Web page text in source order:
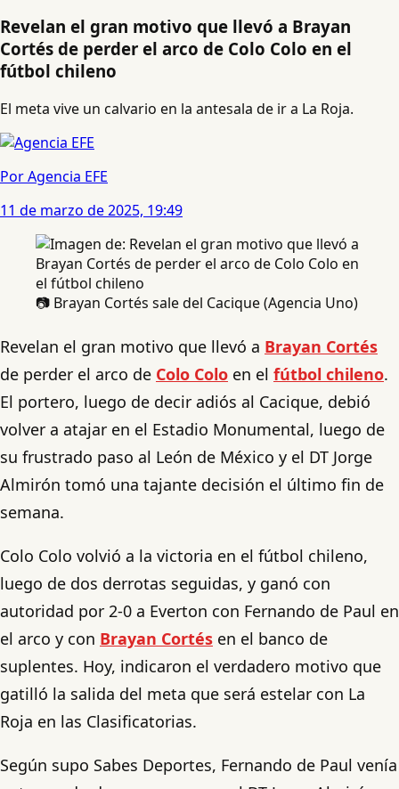
Revelan el gran motivo que llevó a Brayan
Cortés de perder el arco de Colo Colo en el
fútbol chileno
El meta vive un calvario en la antesala de ir a La Roja.
Por Agencia EFE
11 de marzo de 2025, 19:49
📷 Brayan Cortés sale del Cacique (Agencia Uno)
Revelan el gran motivo que llevó a Brayan Cortés
de perder el arco de Colo Colo en el fútbol chileno.
El portero, luego de decir adiós al Cacique, debió
volver a atajar en el Estadio Monumental, luego de
su frustrado paso al León de México y el DT Jorge
Almirón tomó una tajante decisión el último fin de
semana.
Colo Colo volvió a la victoria en el fútbol chileno,
luego de dos derrotas seguidas, y ganó con
autoridad por 2-0 a Everton con Fernando de Paul en
el arco y con Brayan Cortés en el banco de
suplentes. Hoy, indicaron el verdadero motivo que
gatilló la salida del meta que será estelar con La
Roja en las Clasificatorias.
Según supo Sabes Deportes, Fernando de Paul venía